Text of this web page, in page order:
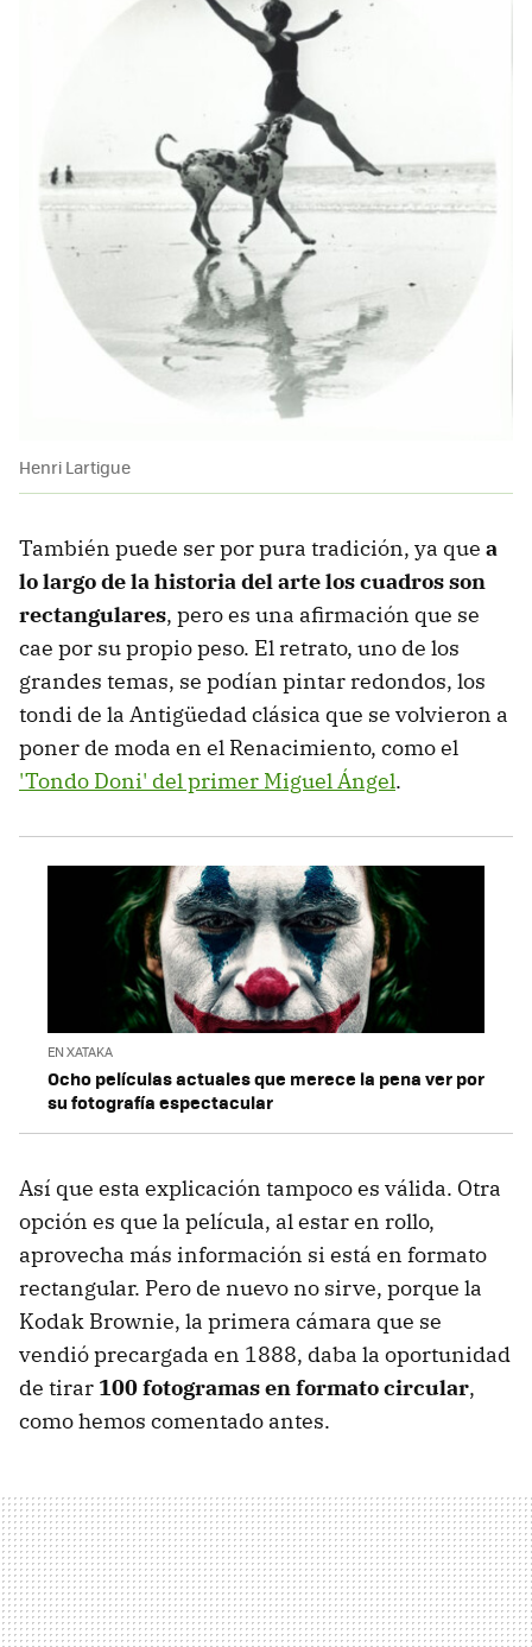
Henri Lartigue
También puede ser por pura tradición, ya que a
lo largo de la historia del arte los cuadros son
rectangulares, pero es una afirmación que se
cae por su propio peso. El retrato, uno de los
grandes temas, se podían pintar redondos, los
tondi de la Antigüedad clásica que se volvieron a
poner de moda en el Renacimiento, como el
'Tondo Doni' del primer Miguel Ángel.
EN XATAKA
Ocho películas actuales que merece la pena ver por
su fotografía espectacular
Así que esta explicación tampoco es válida. Otra
opción es que la película, al estar en rollo,
aprovecha más información si está en formato
rectangular. Pero de nuevo no sirve, porque la
Kodak Brownie, la primera cámara que se
vendió precargada en 1888, daba la oportunidad
de tirar 100 fotogramas en formato circular,
como hemos comentado antes.